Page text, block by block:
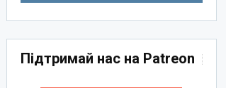
Підтримай нас на Patreon